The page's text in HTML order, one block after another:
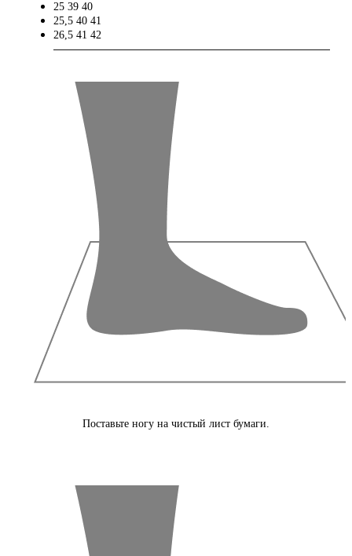
25 39 40
25,5 40 41
26,5 41 42
Поставьте ногу на чистый лист бумаги.